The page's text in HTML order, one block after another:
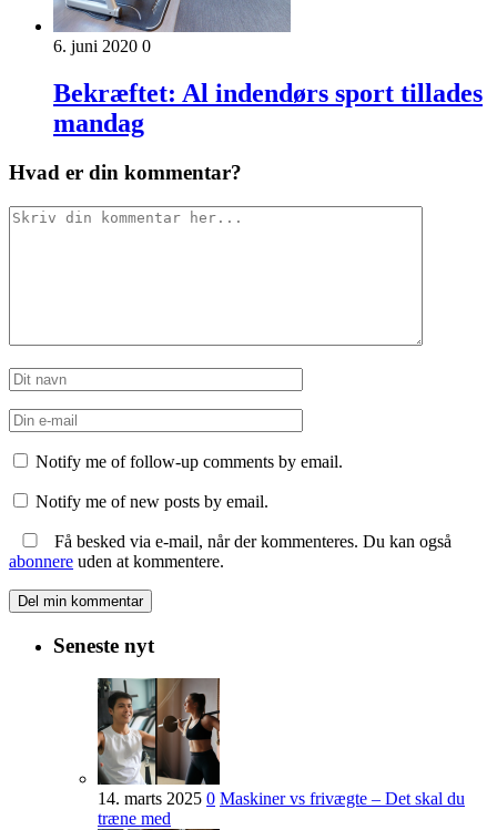
6. juni 2020 0
Bekræftet: Al indendørs sport tillades
mandag
Hvad er din kommentar?
Notify me of follow-up comments by email.
Notify me of new posts by email.
Få besked via e-mail, når der kommenteres. Du kan også
abonnere uden at kommentere.
Seneste nyt
14. marts 2025 0 Maskiner vs frivægte – Det skal du
træne med